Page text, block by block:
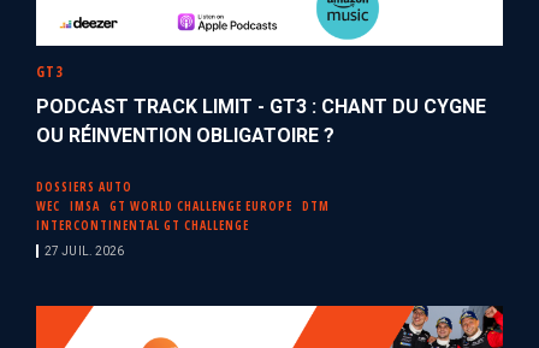
GT3
PODCAST TRACK LIMIT - GT3 : CHANT DU CYGNE
OU RÉINVENTION OBLIGATOIRE ?
DOSSIERS AUTO
WEC
IMSA GT WORLD CHALLENGE EUROPE
DTM
INTERCONTINENTAL GT CHALLENGE
27 JUIL. 2026